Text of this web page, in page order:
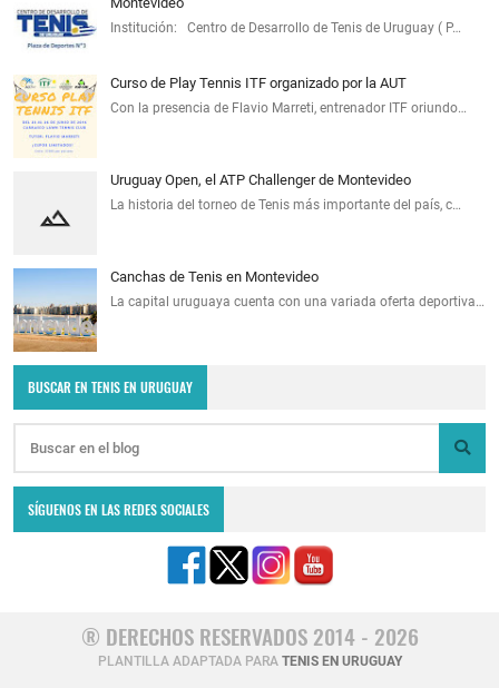
Institución: Centro de Desarrollo de Tenis de Uruguay ( P…
Curso de Play Tennis ITF organizado por la AUT
Con la presencia de Flavio Marreti, entrenador ITF oriundo…
Uruguay Open, el ATP Challenger de Montevideo
La historia del torneo de Tenis más importante del país, c…
Canchas de Tenis en Montevideo
La capital uruguaya cuenta con una variada oferta deportiva…
BUSCAR EN TENIS EN URUGUAY
SÍGUENOS EN LAS REDES SOCIALES
® DERECHOS RESERVADOS 2014 - 2026
PLANTILLA ADAPTADA PARA TENIS EN URUGUAY